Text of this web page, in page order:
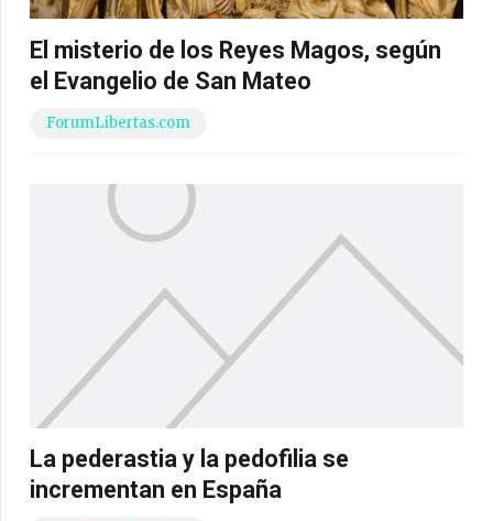
El misterio de los Reyes Magos, según
el Evangelio de San Mateo
ForumLibertas.com
La pederastia y la pedofilia se
incrementan en España